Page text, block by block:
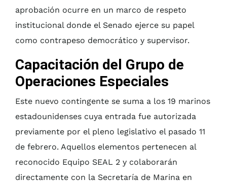
aprobación ocurre en un marco de respeto
institucional donde el Senado ejerce su papel
como contrapeso democrático y supervisor.
Capacitación del Grupo de
Operaciones Especiales
Este nuevo contingente se suma a los 19 marinos
estadounidenses cuya entrada fue autorizada
previamente por el pleno legislativo el pasado 11
de febrero. Aquellos elementos pertenecen al
reconocido Equipo SEAL 2 y colaborarán
directamente con la Secretaría de Marina en